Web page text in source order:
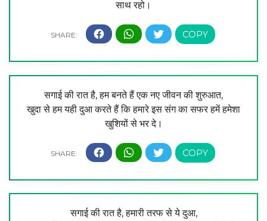
साथ रहो।
सगाई की रात है, हम बनते हैं एक नए जीवन की शुरुआत,
खुदा से हम यही दुआ करते हैं कि हमारे इस संग का सफर हमें हमेशा
खुशियों से भर दे।
सगाई की रात है, हमारी तरफ से ये दुआ,